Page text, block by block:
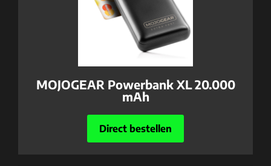
MOJOGEAR Powerbank XL 20.000
mAh
Direct bestellen